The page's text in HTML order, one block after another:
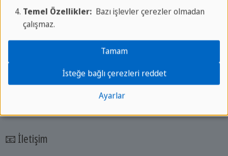
✔ Deneyimli dil öğretmenleri
✔ Merkezi konumdaki dil okulu
✔ Mükemmel hizmet ve
✔ Bireysel öğretim konsepti
✔ Eğitim izni olarak tanınma
📧 İletişim
Temel Özellikler:Bazı işlevler çerezler olmadan
çalışmaz.
Ayarlar
İsteğe bağlı çerezleri reddet
Tamam